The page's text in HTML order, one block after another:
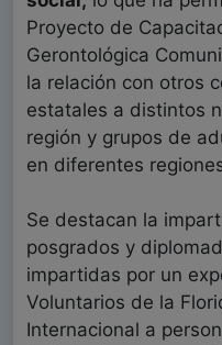
Proyecto de
Gerontológica
la relación con otros
estatales a distintos
región y grupos de
en diferentes
Se destacan la
posgrados y
impartidas por un
Voluntarios de la
Internacional a